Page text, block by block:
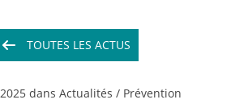
TOUTES LES ACTUS
dans Actualités / Prévention